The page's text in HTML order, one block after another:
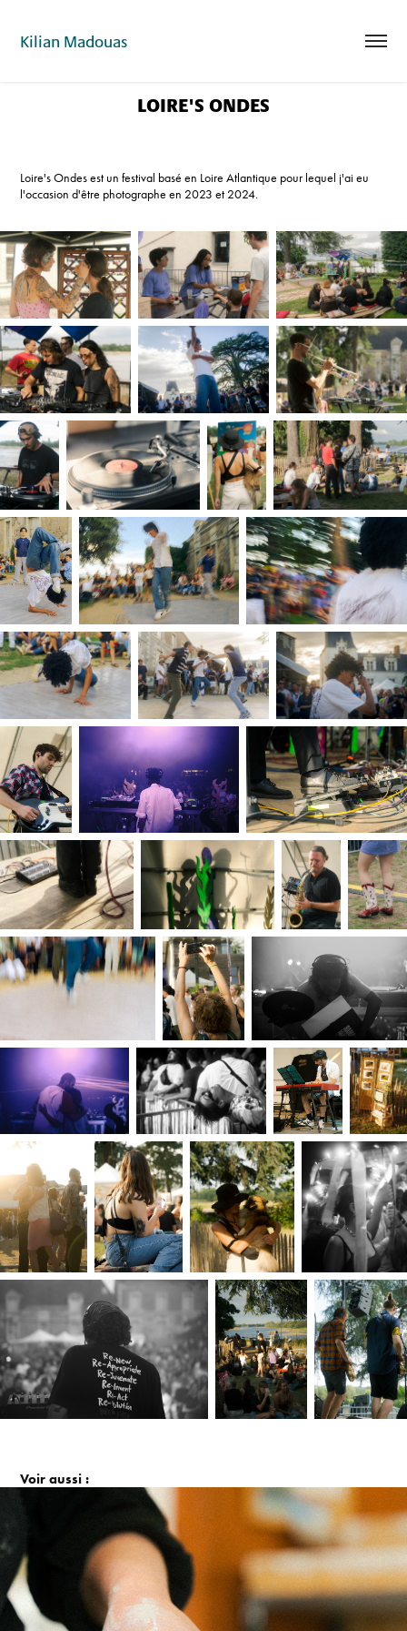
Kilian Madouas
LOIRE'S ONDES
Loire's Ondes est un festival basé en Loire Atlantique pour lequel j'ai eu
l'occasion d'être photographe en 2023 et 2024.
Voir aussi :